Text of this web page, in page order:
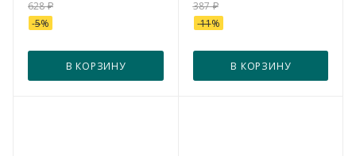
628₽
-5%
В КОРЗИНУ
387₽
-11%
В КОРЗИНУ